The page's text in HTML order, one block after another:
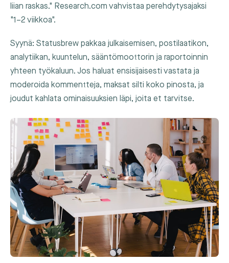
liian raskas." Research.com vahvistaa perehdytysajaksi
"1–2 viikkoa".
Syynä: Statusbrew pakkaa julkaisemisen, postilaatikon,
analytiikan, kuuntelun, sääntömoottorin ja raportoinnin
yhteen työkaluun. Jos haluat ensisijaisesti vastata ja
moderoida kommentteja, maksat silti koko pinosta, ja
joudut kahlata ominaisuuksien läpi, joita et tarvitse.